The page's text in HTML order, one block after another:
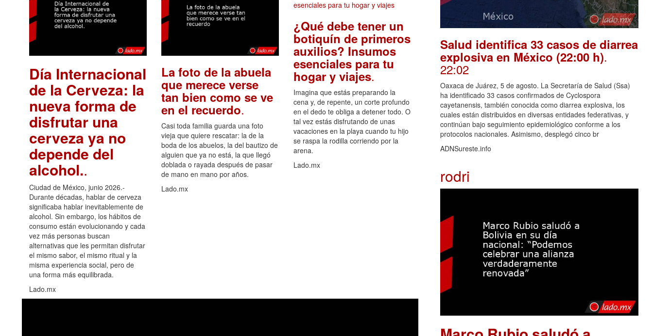
Día Internacional
de la Cerveza: la
nueva forma de
disfrutar una
cerveza ya no
depende del
alcohol..
Ciudad de México, junio 2026.-
Durante décadas, hablar de cerveza
significaba hablar inevitablemente de
alcohol. Sin embargo, los hábitos de
consumo están evolucionando y cada
vez más personas buscan
alternativas que les permitan disfrutar
el mismo sabor, el mismo ritual y la
misma experiencia social, pero de
una forma más equilibrada.
Lado.mx
La foto de la abuela
que merece verse
tan bien como se ve
en el recuerdo.
Casi toda familia guarda una foto
vieja que quiere rescatar: la de la
boda de los abuelos, la del bautizo de
alguien que ya no está, la que llegó
doblada o rayada después de pasar
de mano en mano por años.
Lado.mx
¿Qué debe tener un
botiquín de primeros
auxilios? Insumos
esenciales para tu
hogar y viajes.
Imagina que estás preparando la
cena y, de repente, un corte profundo
en el dedo te obliga a detener todo. O
tal vez estás disfrutando de unas
vacaciones en la playa cuando tu hijo
se raspa la rodilla corriendo por la
arena.
Lado.mx
Salud identifica 33 casos de diarrea
explosiva en México (22:00 h).
22:02
Oaxaca de Juárez, 5 de agosto. La Secretaría de Salud (Ssa)
ha identificado 33 casos confirmados de Cyclospora
cayetanensis, también conocida como diarrea explosiva, los
cuales están distribuidos en diversas entidades federativas, y
continúan bajo seguimiento epidemiológico conforme a los
protocolos nacionales. Asimismo, desplegó cinco br
ADNSureste.info
rodri